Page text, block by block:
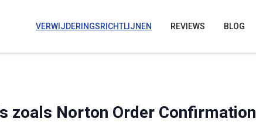
VERWIJDERINGSRICHTLIJNEN REVIEWS BLOG
zoals Norton Order Confirmation